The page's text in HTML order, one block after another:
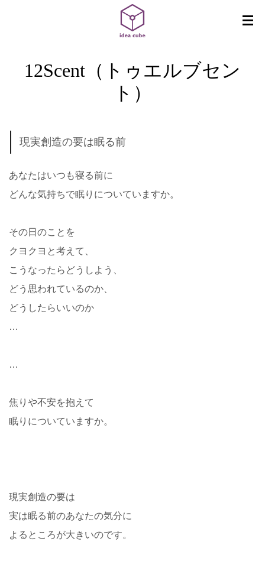
12Scent（トゥエルブセン
ト）
現実創造の要は眠る前
あなたはいつも寝る前に
どんな気持ちで眠りについていますか。
その日のことを
クヨクヨと考えて、
こうなったらどうしよう、
どう思われているのか、
どうしたらいいのか
…
…
焦りや不安を抱えて
眠りについていますか。
現実創造の要は
実は眠る前のあなたの気分に
よるところが大きいのです。